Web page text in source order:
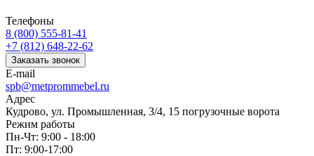
Телефоны
8 (800) 555-81-41
+7 (812) 648-22-62
Заказать звонок
E-mail
spb@metprommebel.ru
Адрес
Кудрово, ул. Промышленная, 3/4, 15 погрузочные ворота
Режим работы
Пн-Чт: 9:00 - 18:00
Пт: 9:00-17:00